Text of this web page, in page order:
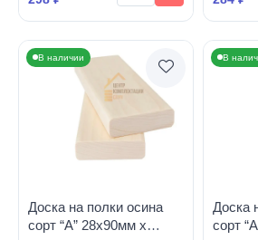
В наличии
Доска на полки осина
сорт “А” 28х90мм х
В
Доска
сорт